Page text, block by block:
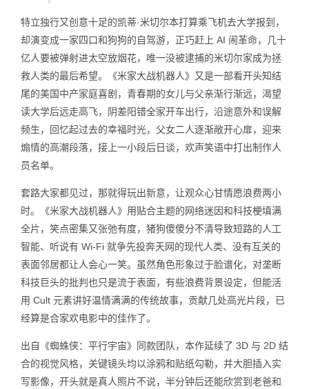
特立独行又创意十足的凯蒂·米切尔本打算乘飞机去大学报到，
却演变成一家四口和狗狗的自驾游，正巧赶上 AI 闹革命，几十
亿人要被弹射进太空放烟花，唯一没被逮捕的米切尔家成为拯
救人类的最后希望。《米家大战机器人》又是一部看开头知结
尾的美国中产家庭喜剧，青春期的女儿与父亲渐行渐远，渴望
读大学后远走高飞，阴差阳错全家开车出行，沿途意外和误解
频生，回忆起过去的幸福时光，父女二人逐渐敞开心扉，迎来
煽情的高潮段落，接上一小段后日谈，欢声笑语中打出制作人
员名单。
套路大家都见过，那就得玩出新意，让观众心甘情愿浪费两小
时。《米家大战机器人》用贴合主题的网络迷因和科技梗填满
全片，笑点密集又张弛有度，猪狗傻傻分不清导致短路的人工
智能、听说有 Wi-Fi 就争先投奔天网的现代人类、没有互关的
表面邻居都让人会心一笑。虽然角色形象过于脸谱化，对垄断
科技巨头的批判也只是流于表面，有些浪费背景设定，但能活
用 Cult 元素讲好温情满满的传统故事，贡献几处高光片段，已
经算是合家欢电影中的佳作了。
出自《蜘蛛侠：平行宇宙》同款团队，本作延续了 3D 与 2D 结
合的视觉风格，关键镜头均以涂鸦和贴纸勾勒，并大胆插入实
写影像，开头就是真人照片不说，半分钟后还能欣赏到老爸和